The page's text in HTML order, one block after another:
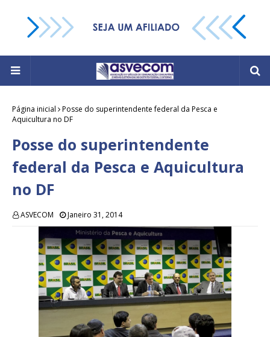
Página inicial
Posse do superintendente federal da Pesca e
Aquicultura no DF
Posse do superintendente
federal da Pesca e Aquicultura
no DF
ASVECOM Janeiro 31, 2014